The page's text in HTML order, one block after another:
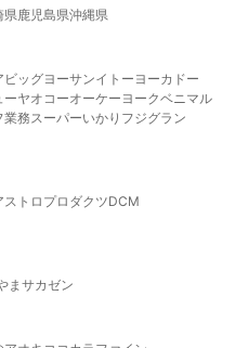
県鹿児島県沖縄県
ビッグヨーサンイトーヨーカドー
ーヤオコーオーケー ヨークベニマル
業務スーパーいかり フジグラン
ストロプロダクツDCM
ま サカゼン